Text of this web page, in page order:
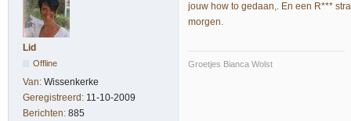
Lid
Offline
Van: Wissenkerke
Geregistreerd: 11-10-2009
Berichten: 885
jouw how to gedaan,. En een R***
morgen.
Groetjes Bianca Wolst